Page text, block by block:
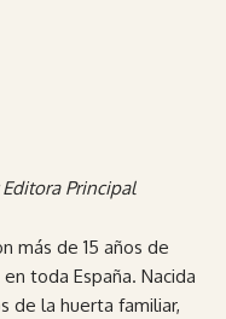
Principal
más de 15 años de
toda España. Nacida
de la huerta familiar,